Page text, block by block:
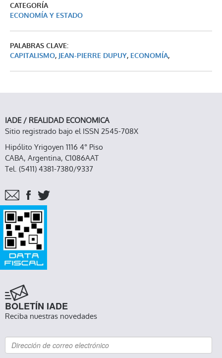
CATEGORÍA
ECONOMÍA Y ESTADO
PALABRAS CLAVE:
CAPITALISMO, JEAN-PIERRE DUPUY, ECONOMÍA,
IADE / REALIDAD ECONOMICA
Sitio registrado bajo el ISSN 2545-708X
Hipólito Yrigoyen 1116 4° Piso
CABA, Argentina, C1086AAT
Tel. (5411) 4381-7380/9337
BOLETÍN IADE
Reciba nuestras novedades